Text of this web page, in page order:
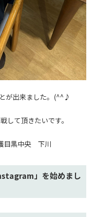
が出来ました。(^^♪
して頂きたいです。
目黒中央 下川
」を始めまし